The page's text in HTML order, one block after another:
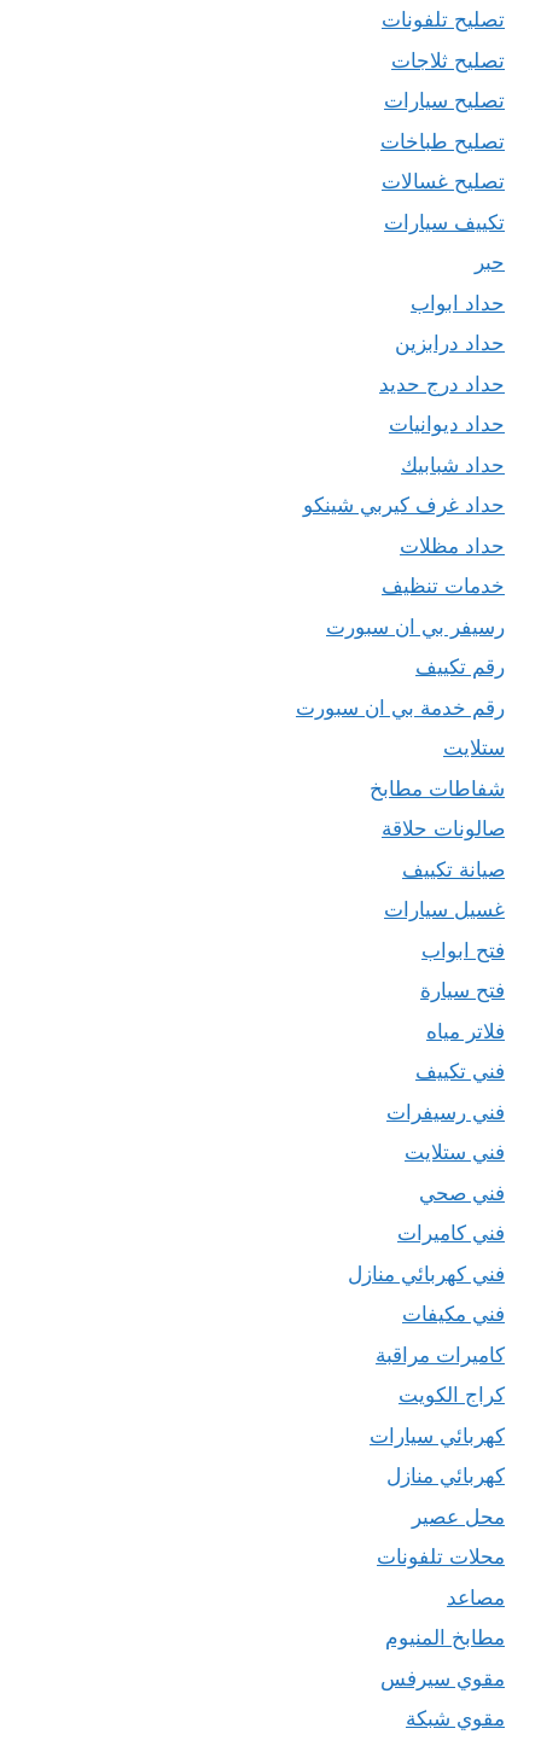
تصليح تلفونات
تصليح ثلاجات
تصليح سيارات
تصليح طباخات
تصليح غسالات
تكييف سيارات
حبر
حداد ابواب
حداد درابزين
حداد درج حديد
حداد ديوانيات
حداد شبابيك
حداد غرف كيربي شينكو
حداد مظلات
خدمات تنظيف
رسيفر بي ان سبورت
رقم تكييف
رقم خدمة بي ان سبورت
ستلايت
شفاطات مطابخ
صالونات حلاقة
صيانة تكييف
غسيل سيارات
فتح ابواب
فتح سيارة
فلاتر مياه
فني تكييف
فني رسيفرات
فني ستلايت
فني صحي
فني كاميرات
فني كهربائي منازل
فني مكيفات
كاميرات مراقبة
كراج الكويت
كهربائي سيارات
كهربائي منازل
محل عصير
محلات تلفونات
مصاعد
مطابخ المنيوم
مقوي سيرفس
مقوي شبكة